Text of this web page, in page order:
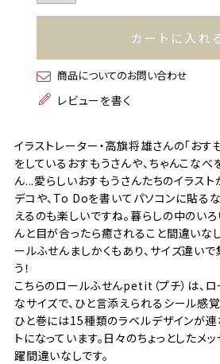
カートに入れ
商品についてのお問い合わせ
レビューを書く
イラストレーター・高旗将雄さんの「おす
をしているおすもうさんや、ちゃんこな
ん...愛らしいおすもうさんたちのイラス
デコや、To Doを書いてパソコンに貼る
えるのも楽しいですね。暮らしの中のい
んと目が合ったら癒されること間違いな
ールふせんましかくもあり、サイズ違い
う！
こちらのロールふせんpetit（プチ）は、
なサイズで、ひと言添えられるシール感
ひと巻には15種類のラベルデザインが連
トになっています。日々のちょっとしたメ
躍間違いなしです。